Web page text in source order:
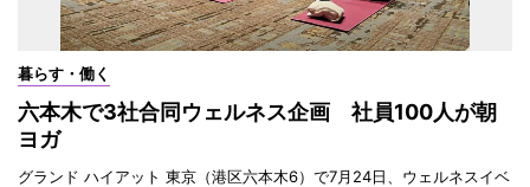
暮らす・働く
六本木で3社合同ウェルネス企画 社員100人が朝
ヨガ
グランド ハイアット 東京（港区六本木6）で7月24日、ウェルネスイベ